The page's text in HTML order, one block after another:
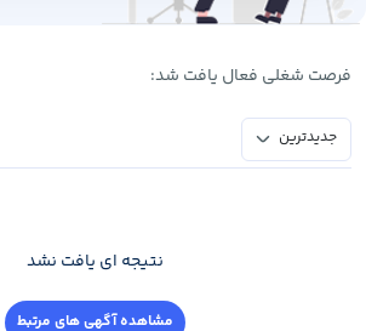
فرصت ‌شغلی فعال یافت شد:
جدیدترین
نتیجه ای یافت نشد
مشاهده آگهی های مرتبط